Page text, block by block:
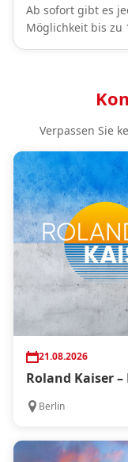
Ab sofort gibt es
Möglichkeit bis zu
Verpassen Sie
21.08.2026
Roland Kaiser –
Berlin